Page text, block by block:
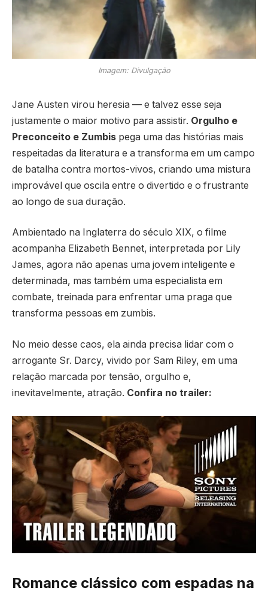
Imagem: Divulgação
Jane Austen virou heresia — e talvez esse seja
justamente o maior motivo para assistir. Orgulho e
Preconceito e Zumbis pega uma das histórias mais
respeitadas da literatura e a transforma em um campo
de batalha contra mortos-vivos, criando uma mistura
improvável que oscila entre o divertido e o frustrante
ao longo de sua duração.
Ambientado na Inglaterra do século XIX, o filme
acompanha Elizabeth Bennet, interpretada por Lily
James, agora não apenas uma jovem inteligente e
determinada, mas também uma especialista em
combate, treinada para enfrentar uma praga que
transforma pessoas em zumbis.
No meio desse caos, ela ainda precisa lidar com o
arrogante Sr. Darcy, vivido por Sam Riley, em uma
relação marcada por tensão, orgulho e,
inevitavelmente, atração. Confira no trailer:
Romance clássico com espadas na